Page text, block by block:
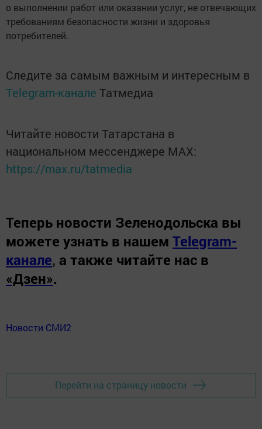
о выполнении работ или оказании услуг, не отвечающих
требованиям безопасности жизни и здоровья
потребителей.
Следите за самым важным и интересным в
Telegram-канале Татмедиа
Читайте новости Татарстана в
национальном мессенджере MАХ:
https://max.ru/tatmedia
Теперь новости Зеленодольска вы
можете узнать в нашем Telegram-
канале, а также читайте нас в
«Дзен».
Новости СМИ2
Перейти на страницу новости